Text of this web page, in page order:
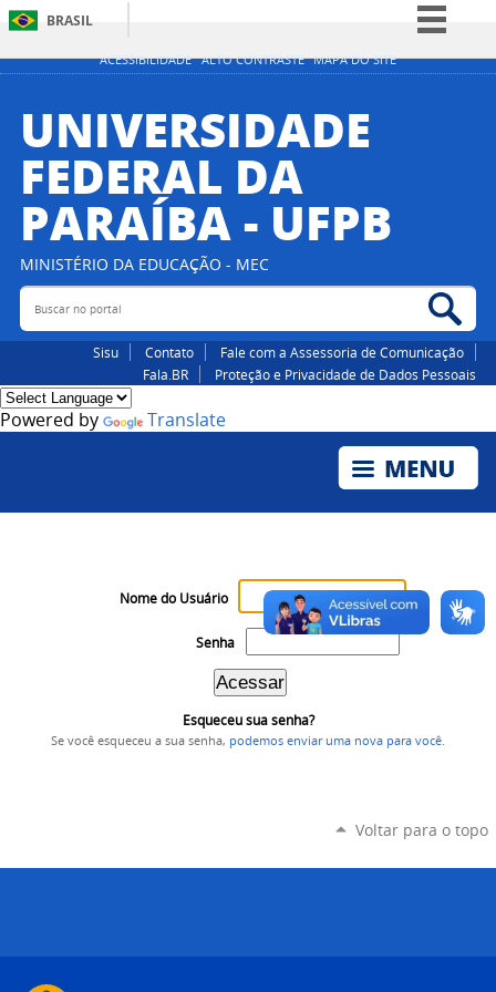
ACESSIBILIDADE ALTO CONTRASTE MAPA DO SITE
BRASIL
Simplifique!
Participe
Acesso à informação
Canais
UNIVERSIDADE
FEDERAL DA
PARAÍBA - UFPB
MINISTÉRIO DA EDUCAÇÃO - MEC
Buscar no portal
Sisu Contato
Fale com a Assessoria de Comunicação
Fala.BR
Proteção e Privacidade de Dados Pessoais
Powered by Translate
Nome do Usuário
Senha
Esqueceu sua senha?
Se você esqueceu a sua senha, podemos enviar uma nova para você
Voltar para o topo